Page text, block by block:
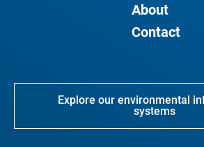
About
Contact
Explore our environmental
systems